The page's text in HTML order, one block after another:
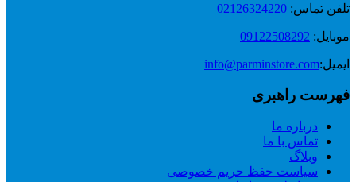
تلفن تماس: 02126324220
موبایل: 09122508292
ایمیل:info@parminstore.com
فهرست راهبری
درباره ما
تماس با ما
وبلاگ
سیاست حفظ حریم خصوصی